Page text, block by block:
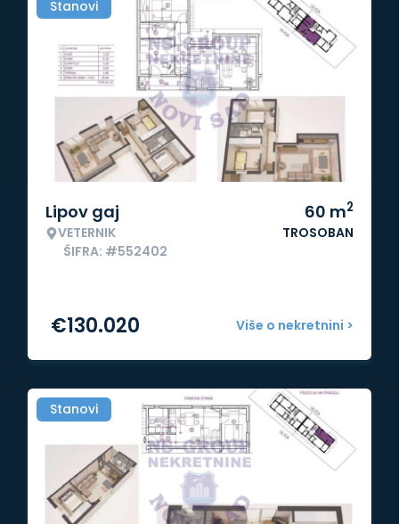
Stanovi
Lipov gaj
VETERNIK
ŠIFRA: #552402
60 m2
TROSOBAN
Više o nekretnini >
€130.020
Stanovi